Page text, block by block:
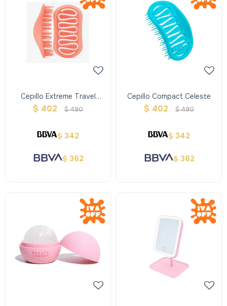
Cepillo Extreme Travel
Aroma A Mango
$ 402 $490
$ 342
$ 362
Cepillo Compact Celeste
$ 402 $490
$ 342
$ 362